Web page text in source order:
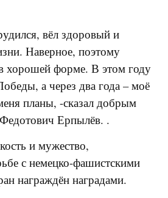
вёл здоровый и
Наверное, поэтому
хорошей форме. В этом году
а через два года – моё
планы, -сказал добрым
Ерпылёв. .
и мужество,
с немецко-фашистскими
награждён наградами.